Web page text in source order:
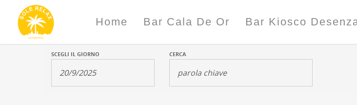
Home Bar Cala De Or Bar Kiosco
SCEGLI IL GIORNO CERCA